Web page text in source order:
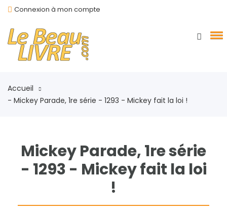
Connexion à mon compte
Accueil
- Mickey Parade, 1re série - 1293 - Mickey fait la loi !
Mickey Parade, 1re série
- 1293 - Mickey fait la loi
!